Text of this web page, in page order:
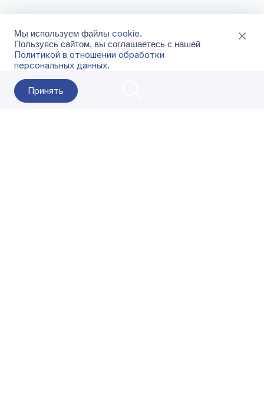
Мы используем файлы cookie.
Пользуясь сайтом, вы соглашаетесь с нашей
Политикой в отношении обработки
персональных данных.
Принять